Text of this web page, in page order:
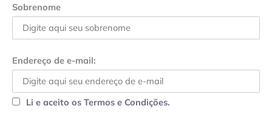
Sobrenome
Endereço de e-mail:
Li e aceito os Termos e Condições.